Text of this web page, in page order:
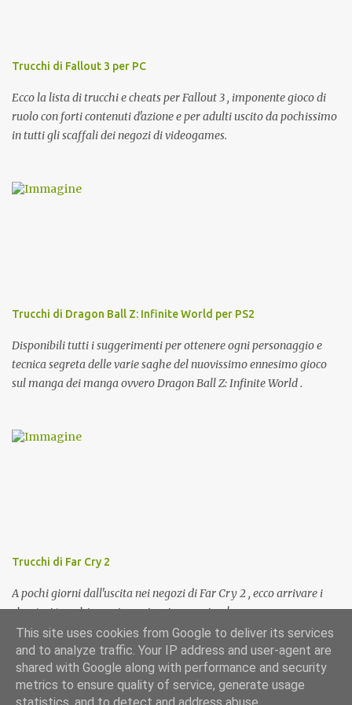
Trucchi di Fallout 3 per PC
Ecco la lista di trucchi e cheats per Fallout 3 , imponente gioco di
ruolo con forti contenuti d'azione e per adulti uscito da pochissimo
in tutti gli scaffali dei negozi di videogames.
Trucchi di Dragon Ball Z: Infinite World per PS2
Disponibili tutti i suggerimenti per ottenere ogni personaggio e
tecnica segreta delle varie saghe del nuovissimo ennesimo gioco
sul manga dei manga ovvero Dragon Ball Z: Infinite World .
Trucchi di Far Cry 2
A pochi giorni dall'uscita nei negozi di Far Cry 2 , ecco arrivare i
cheat e i trucchi per giocarci a pieno regime!
Powered by Blogger
This site uses cookies from Google to deliver its services
and to analyze traffic. Your IP address and user-agent are
shared with Google along with performance and security
metrics to ensure quality of service, generate usage